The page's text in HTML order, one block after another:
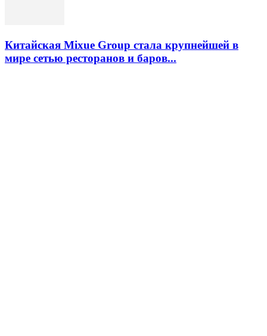
Китайская Mixue Group стала крупнейшей в
мире сетью ресторанов и баров...